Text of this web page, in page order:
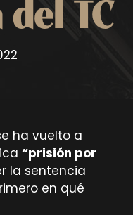
TC
ha vuelto a
“prisión por
la sentencia
en qué